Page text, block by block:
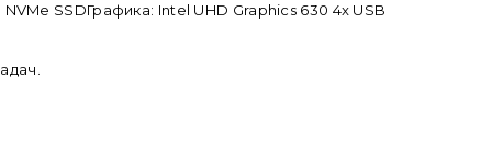
SSDГрафика: Intel UHD Graphics 630 4x USB